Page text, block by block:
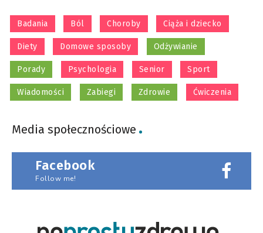
Badania Ból Choroby Ciąża i dziecko
Diety Domowe sposoby Odżywianie
Porady Psychologia Senior Sport
Wiadomości Zabiegi Zdrowie Ćwiczenia
Media społecznościowe
Facebook
Follow me!